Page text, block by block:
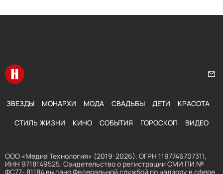
Перейти на главную
ЗВЕЗДЫ МОНАРХИ МОДА СВАДЬБЫ ДЕТИ КРАСОТА
СТИЛЬ ЖИЗНИ КИНО СОБЫТИЯ ГОРОСКОП ВИДЕО
ООО «Медиа Технология» (2019-2026). ОГРН 1197746707311,
ИНН 9718149525. Свидетельство о регистрации СМИ ПИ №
ФС77- 81184 выдано Федеральной службой по надзору в сфере